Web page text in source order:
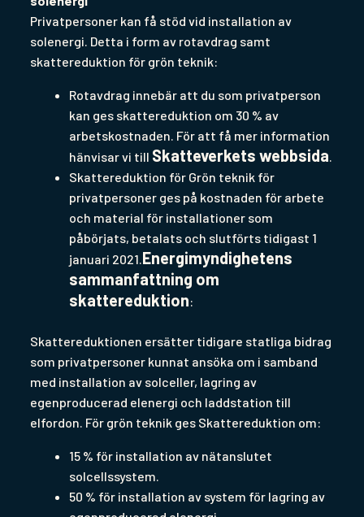
Privatpersoner kan få stöd vid installation av
solenergi. Detta i form av rotavdrag samt
skattereduktion för grön teknik:
Rotavdrag innebär att du som privatperson
kan ges skattereduktion om 30 % av
arbetskostnaden. För att få mer information
hänvisar vi till Skatteverkets webbsida
Skattereduktion för Grön teknik för
privatpersoner ges på kostnaden för arbete
och material för installationer som
påbörjats, betalats och slutförts tidigast 1
januari 2021. Energimyndighetens
sammanfattning om
skattereduktion:
Skattereduktionen ersätter tidigare statliga bidrag
som privatpersoner kunnat ansöka om i samband
med installation av solceller, lagring av
egenproducerad elenergi och laddstation till
elfordon. För grön teknik ges Skattereduktion om:
15 % för installation av nätanslutet
solcellssystem.
50 % för installation av system för lagring av